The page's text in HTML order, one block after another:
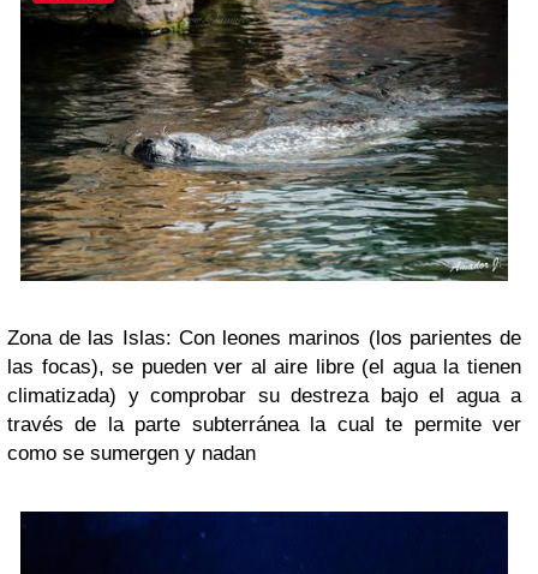
Zona de las Islas: Con leones marinos (los parientes de
las focas), se pueden ver al aire libre (el agua la tienen
climatizada) y comprobar su destreza bajo el agua a
través de la parte subterránea la cual te permite ver
como se sumergen y nadan